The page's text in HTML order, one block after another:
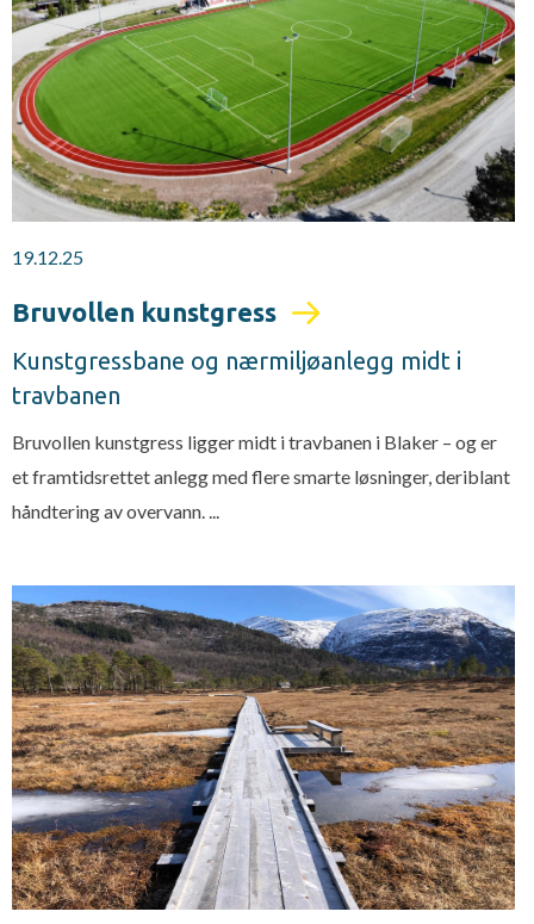
19.12.25
Bruvollen kunstgress
Kunstgressbane og nærmiljøanlegg midt i
travbanen
Bruvollen kunstgress ligger midt i travbanen i Blaker – og er
et framtidsrettet anlegg med flere smarte løsninger, deriblant
håndtering av overvann. ...